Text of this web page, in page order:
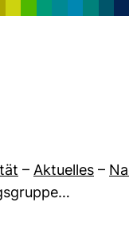
– Aktuelles –